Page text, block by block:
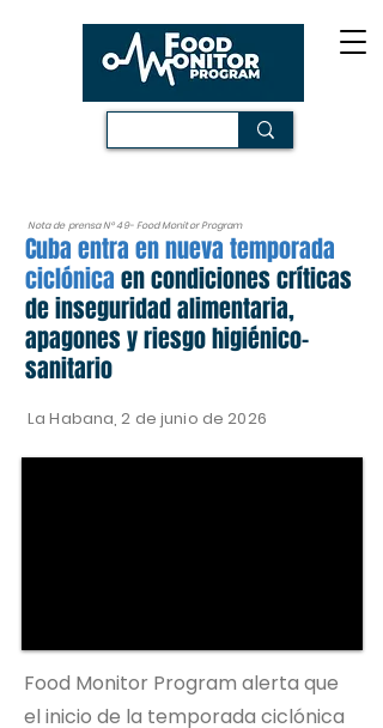
Nota de prensa N° 49- Food Monitor Program
Cuba entra en nueva temporada
ciclónica en condiciones críticas
de inseguridad alimentaria,
apagones y riesgo higiénico-
sanitario
La Habana, 2 de junio de 2026
Food Monitor Program alerta que
el inicio de la temporada ciclónica